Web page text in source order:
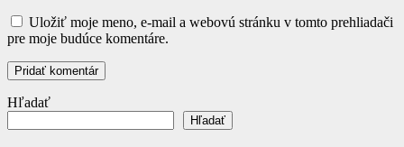
Uložiť moje meno, e-mail a webovú stránku v tomto prehliadači
pre moje budúce komentáre.
Hľadať
Hľadať